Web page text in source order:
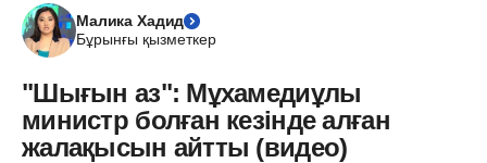
Малика Хадид
Бұрынғы қызметкер
"Шығын аз": Мұхамедиұлы
министр болған кезінде алған
жалақысын айтты (видео)